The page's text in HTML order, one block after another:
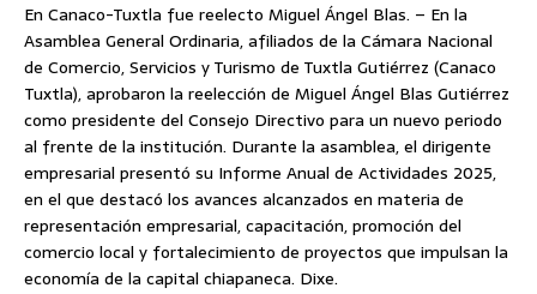
En Canaco-Tuxtla fue reelecto Miguel Ángel Blas. – En la
Asamblea General Ordinaria, afiliados de la Cámara Nacional
de Comercio, Servicios y Turismo de Tuxtla Gutiérrez (Canaco
Tuxtla), aprobaron la reelección de Miguel Ángel Blas Gutiérrez
como presidente del Consejo Directivo para un nuevo periodo
al frente de la institución. Durante la asamblea, el dirigente
empresarial presentó su Informe Anual de Actividades 2025,
en el que destacó los avances alcanzados en materia de
representación empresarial, capacitación, promoción del
comercio local y fortalecimiento de proyectos que impulsan la
economía de la capital chiapaneca. Dixe.